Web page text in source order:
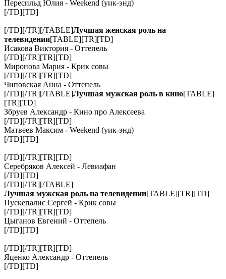
Пересильд Юлия - Weekend (уик-энд)
[/TD][TD]
[/TD][/TR][/TABLE]Лучшая женская роль на
телевидении[TABLE][TR][TD]
Исакова Виктория - Оттепель
[/TD][/TR][TR][TD]
Миронова Мария - Крик совы
[/TD][/TR][TR][TD]
Чиповская Анна - Оттепель
[/TD][/TR][/TABLE]Лучшая мужская роль в кино[TABLE]
[TR][TD]
Збруев Александр - Кино про Алексеева
[/TD][/TR][TR][TD]
Матвеев Максим - Weekend (уик-энд)
[/TD][TD]
[/TD][/TR][TR][TD]
Серебряков Алексей - Левиафан
[/TD][TD]
[/TD][/TR][/TABLE]
Лучшая мужская роль на телевидении[TABLE][TR][TD]
Пускепалис Сергей - Крик совы
[/TD][/TR][TR][TD]
Цыганов Евгений - Оттепель
[/TD][TD]
[/TD][/TR][TR][TD]
Яценко Александр - Оттепель
[/TD][TD]